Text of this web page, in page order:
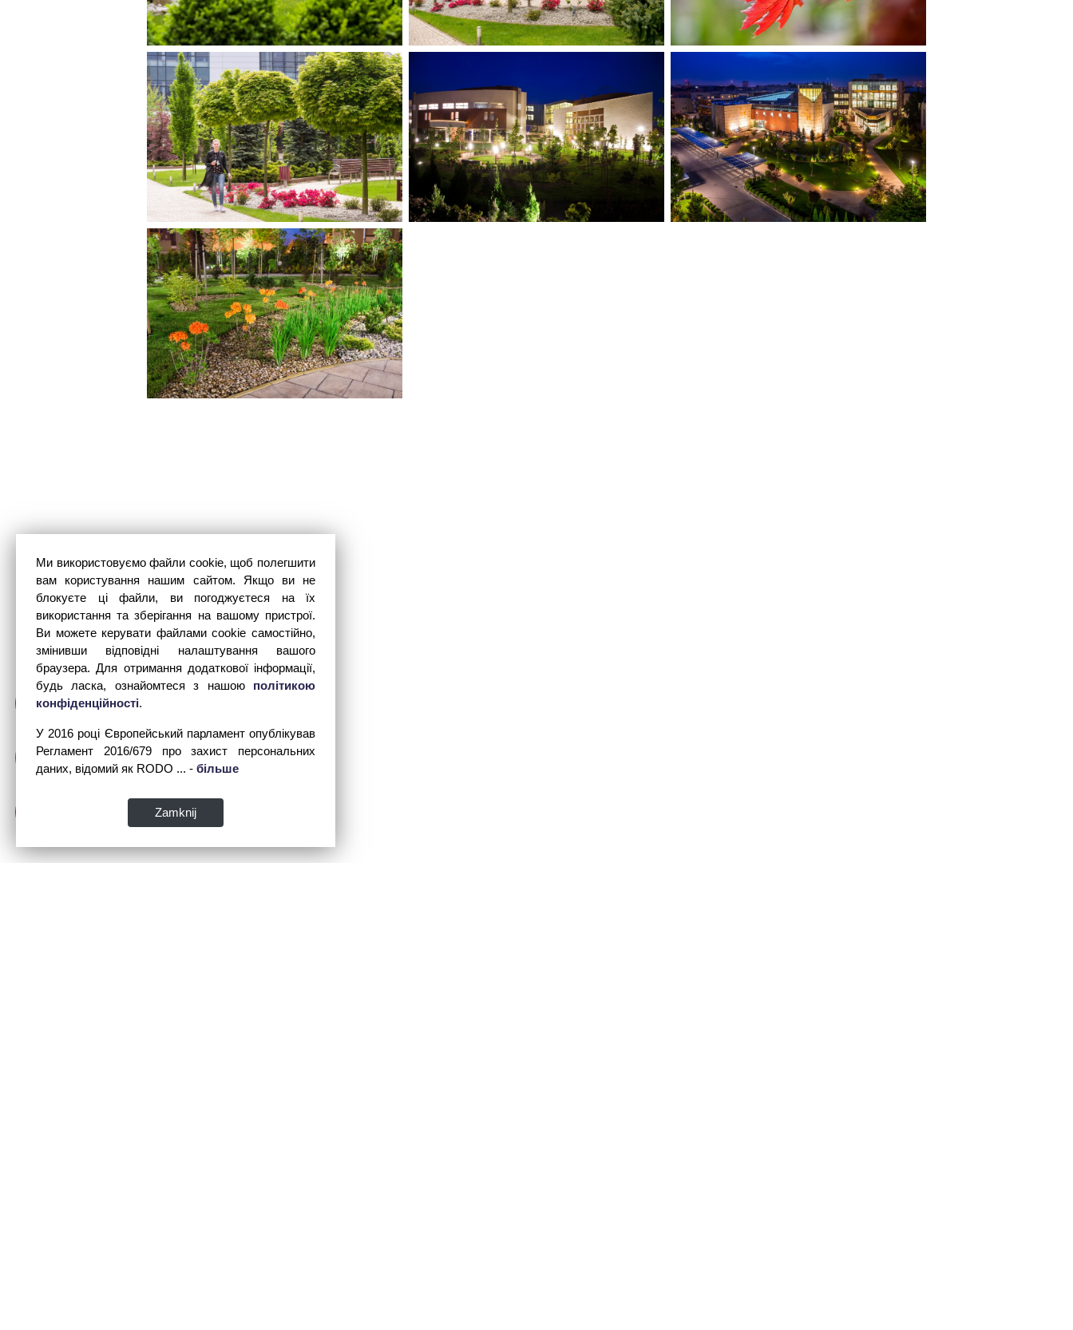
Ми використовуємо файли cookie, щоб полегшити
вам користування нашим сайтом. Якщо ви не
блокуєте ці файли, ви погоджуєтеся на їх
використання та зберігання на вашому пристрої.
Ви можете керувати файлами cookie самостійно,
змінивши відповідні налаштування вашого
браузера. Для отримання додаткової інформації,
будь ласка, ознайомтеся з нашоюполітикою
конфіденційності.
У 2016 році Європейський парламент опублікував
Регламент 2016/679 про захист персональних
даних, відомий як RODO ... - більше
Zamknij